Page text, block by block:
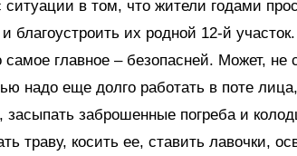
ситуации в том, что жители годами
благоустроить их родной 12-й
самое главное – безопасней. Может, не
надо еще долго работать в поте
засыпать заброшенные погреба и
траву, косить ее, ставить лавочки,